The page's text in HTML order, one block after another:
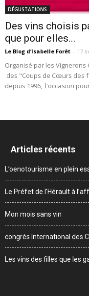
DÉGUSTATIONS
Des vins choisis
que pour elles...
Le Blog d’Isabelle Forêt - 17
Organisé par les
des "Coups de Cœurs des
depuis 1996, l'occasion
Articles récents
L’oenotourisme en plein
Le Préfet de l’Hérault à
Mon mois sans vin
congrès International des
Les vins des filles que les